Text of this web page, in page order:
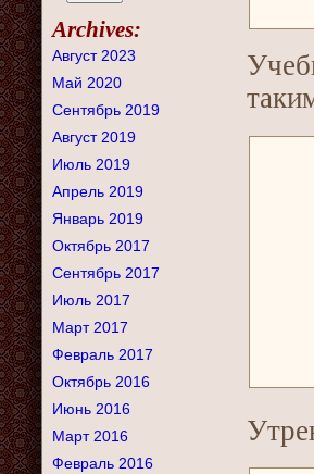
Archives:
Август 2023
Май 2020
Сентябрь 2019
Август 2019
Июль 2019
Апрель 2019
Январь 2019
Октябрь 2017
Сентябрь 2017
Июль 2017
Март 2017
Февраль 2017
Октябрь 2016
Июнь 2016
Март 2016
Февраль 2016